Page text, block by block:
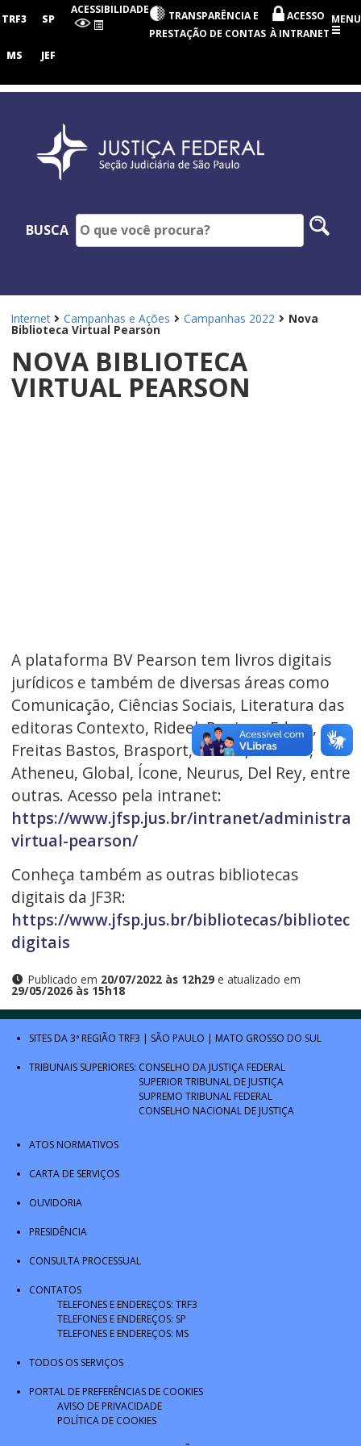
Judiciária
Paulo
TRF3 SP
MS JEF
ACESSIBILIDADE
TRANSPARÊNCIA E
PRESTAÇÃO DE CONTAS
ACESSO
À INTRANET
MENU
BUSCA
Internet Campanhas e Ações Campanhas 2022 Nova
Biblioteca Virtual Pearson
NOVA BIBLIOTECA
VIRTUAL PEARSON
A plataforma BV Pearson tem livros digitais
jurídicos e também de diversas áreas como
Comunicação, Ciências Sociais, Literatura das
editoras Contexto, Rideel, Papirus, Educs,
Freitas Bastos, Brasport, Yendis, Blucher,
Atheneu, Global, Ícone, Neurus, Del Rey, entre
outras. Acesso pela intranet:
https://www.jfsp.jus.br/intranet/
virtual-pearson/
Conheça também as outras bibliotecas
digitais da JF3R:
https://www.jfsp.jus.br/bibliotecas/
digitais
Publicado em 20/07/2022 às 12h29e atualizado em
29/05/2026 às 15h18
SITES DA 3ª REGIÃO TRF3 | SÃO PAULO | MATO GROSSO DO SUL
TRIBUNAIS SUPERIORES: CONSELHO DA JUSTIÇA FEDERAL
SUPERIOR TRIBUNAL DE JUSTIÇA
SUPREMO TRIBUNAL FEDERAL
CONSELHO NACIONAL DE JUSTIÇA
ATOS NORMATIVOS
CARTA DE SERVIÇOS
OUVIDORIA
PRESIDÊNCIA
CONSULTA PROCESSUAL
CONTATOS
TELEFONES E ENDEREÇOS: TRF3
TELEFONES E ENDEREÇOS: SP
TELEFONES E ENDEREÇOS: MS
TODOS OS SERVIÇOS
PORTAL DE PREFERÊNCIAS DE COOKIES
AVISO DE PRIVACIDADE
POLÍTICA DE COOKIES